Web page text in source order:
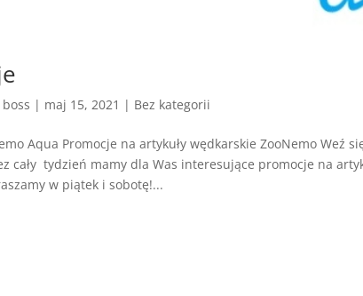
boss | maj 15, 2021 | Bez kategorii
Aqua Promocje na artykuły wędkarskie ZooNemo Weź
cały tydzień mamy dla Was interesujące promocje na
w piątek i sobotę!...